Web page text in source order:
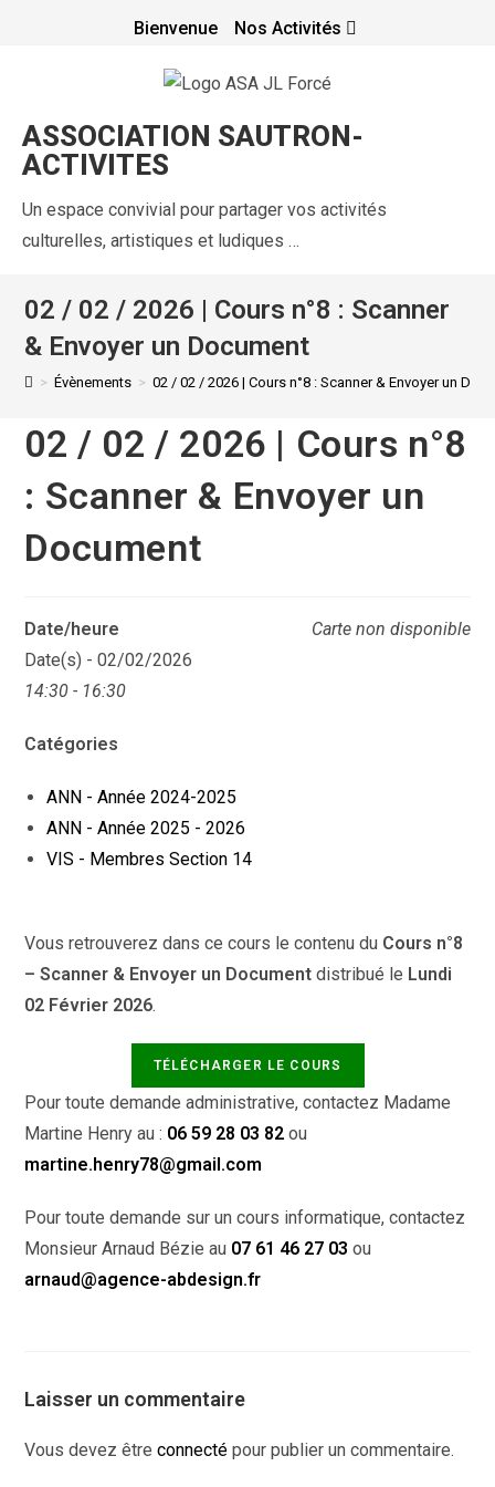
Bienvenue Nos Activités
ASSOCIATION SAUTRON-
ACTIVITES
Un espace convivial pour partager vos activités
culturelles, artistiques et ludiques …
02 / 02 / 2026 | Cours n°8 : Scanner
& Envoyer un Document
> Évènements > 02 / 02 / 2026 | Cours n°8 : Scanner & Envoyer un
02 / 02 / 2026 | Cours n°8
: Scanner & Envoyer un
Document
Carte non disponible
Date/heure
Date(s) - 02/02/2026
14:30 - 16:30
Catégories
ANN - Année 2024-2025
ANN - Année 2025 - 2026
VIS - Membres Section 14
Vous retrouverez dans ce cours le contenu du Cours n°8
– Scanner & Envoyer un Document distribué le Lundi
02 Février 2026.
Pour toute demande administrative, contactez Madame
Martine Henry au : 06 59 28 03 82 ou
martine.henry78@gmail.com
Pour toute demande sur un cours informatique, contactez
Monsieur Arnaud Bézie au 07 61 46 27 03 ou
arnaud@agence-abdesign.fr
Laisser un commentaire
Vous devez êtreconnecté pour publier un commentaire.